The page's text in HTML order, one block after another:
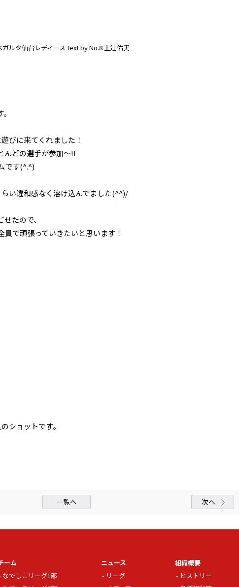
ルタ仙台レディース text by No.8 上辻佑実
びに来てくれました！
んどの選手が参加～!!
です(^.^)
い違和感なく溶け込んでました(^^)/
たので、
で頑張っていきたいと思います！
ショットです。
一覧へ 次へ
ーム
なでしこリーグ1部
ニュース
リーグ
組織概要
ヒストリー